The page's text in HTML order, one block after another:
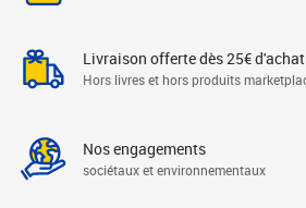
Livraison offerte dès 25€ d'achat
Hors livres et hors produits
Nos engagements
sociétaux et environnementaux